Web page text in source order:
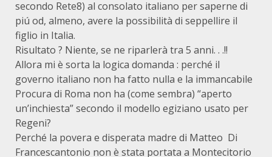
secondo Rete8) al consolato italiano per saperne di
piú od, almeno, avere la possibilità di seppellire il
figlio in Italia.
Risultato ? Niente, se ne riparlerà tra 5 anni. . .!!
Allora mi è sorta la logica domanda : perché il
governo italiano non ha fatto nulla e la immancabile
Procura di Roma non ha (come sembra) “aperto
un’inchiesta” secondo il modello egiziano usato per
Regeni?
Perché la povera e disperata madre di Matteo Di
Francescantonio non è stata portata a Montecitorio